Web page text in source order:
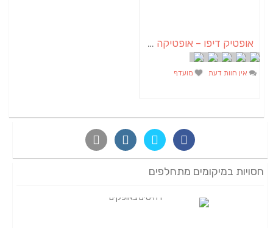
אופטיק דיפו – אופטיקה ועדשות מגע
אין חוות דעת מועדף
חסויות במיקומים מתחלפים